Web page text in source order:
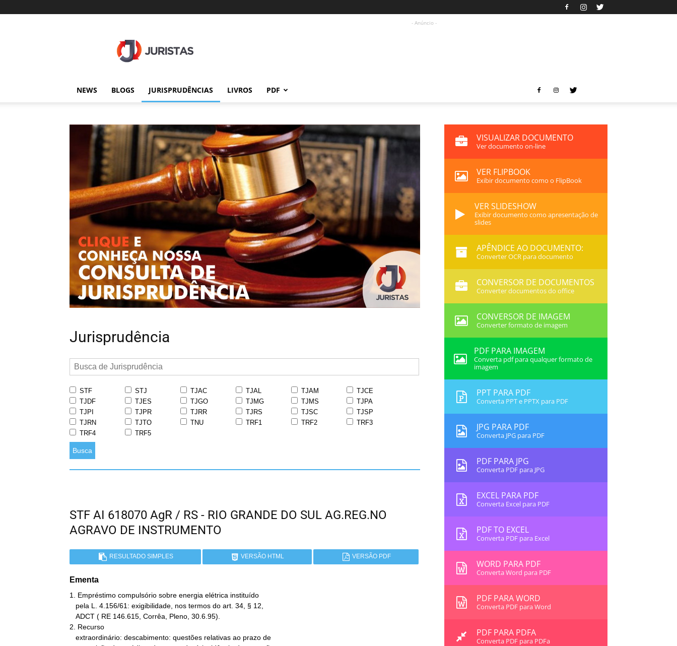
- Anúncio -
NEWS BLOGS JURISPRUDÊNCIAS LIVROS PDF
Jurisprudência
STF STJ TJAC TJAL TJAM
TJCE
TJDF
TJES TJGO TJMG TJMS
TJPA
TJPI
TJPR TJRR TJRS TJSC
TJSP
TJRN
TJTO TNU TRF1 TRF2
TRF3
TRF4
TRF5
Busca
STF AI 618070 AgR / RS - RIO GRANDE DO SUL AG.REG.NO
AGRAVO DE INSTRUMENTO
RESULTADO SIMPLES VERSÃO HTML VERSÃO PDF
Ementa
1. Empréstimo compulsório sobre energia elétrica instituído
2. Recurso
VISUALIZAR DOCUMENTO
Ver documento on-line
VER FLIPBOOK
Exibir documento como o FlipBook
VER SLIDESHOW
Exibir documento como apresentação de
slides
APÊNDICE AO DOCUMENTO:
Converter OCR para documento
CONVERSOR DE DOCUMENTOS
Converter documentos do office
CONVERSOR DE IMAGEM
Converter formato de imagem
PDF PARA IMAGEM
Converta pdf para qualquer formato de
imagem
PPT PARA PDF
Converta PPT e PPTX para PDF
JPG PARA PDF
Converta JPG para PDF
PDF PARA JPG
Converta PDF para JPG
EXCEL PARA PDF
Converta Excel para PDF
PDF TO EXCEL
Converta PDF para Excel
WORD PARA PDF
Converta Word para PDF
PDF PARA WORD
Converta PDF para Word
PDF PARA PDFA
Converta PDF para PDFa